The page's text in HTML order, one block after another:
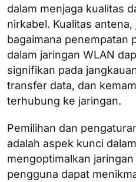
dalam menjaga kualitas
nirkabel. Kualitas
bagaimana penempatan
dalam jaringan WLAN
signifikan pada
transfer data, dan
terhubung ke jaringan.
Pemilihan dan
adalah aspek kunci
mengoptimalkan jaringan
pengguna dapat